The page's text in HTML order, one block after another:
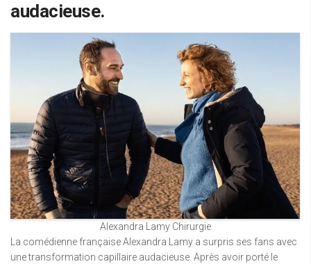
audacieuse.
Alexandra Lamy Chirurgie
La comédienne française Alexandra Lamy a surpris ses fans avec
une transformation capillaire audacieuse. Après avoir porté le